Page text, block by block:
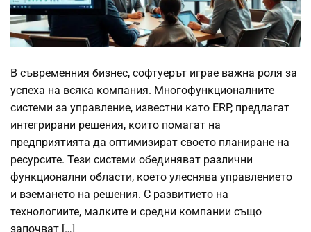
В съвременния бизнес, софтуерът играе важна роля за
успеха на всяка компания. Многофункционалните
системи за управление, известни като ERP, предлагат
интегрирани решения, които помагат на
предприятията да оптимизират своето планиране на
ресурсите. Тези системи обединяват различни
функционални области, което улеснява управлението
и вземането на решения. С развитието на
технологиите, малките и средни компании също
започват […]